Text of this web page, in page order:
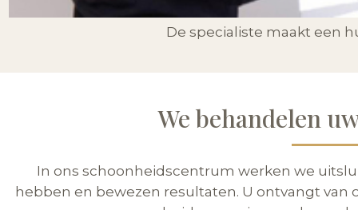
De specialiste maakt een
We behandelen
In ons schoonheidscentrum werken we
hebben en bewezen resultaten. U ontvangt van